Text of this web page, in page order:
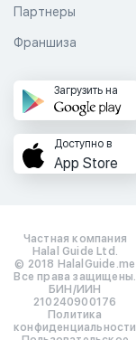
Партнеры
Франшиза
Загрузить на
Доступно в
App Store
Частная компания
Halal Guide Ltd.
© 2018 HalalGuide.me
Все права защищены.
БИН/ИИН
210240900176
Политика
конфиденциальности